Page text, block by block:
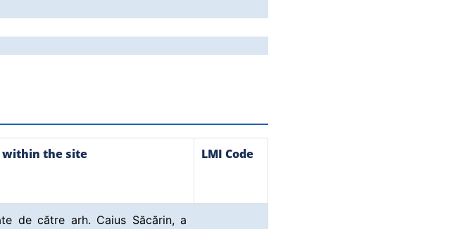
within the site LMI Code
de către arh. Caius Săcărin, a